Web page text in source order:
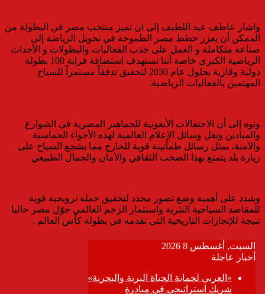
واشار عاطف عبد اللطيف إلى ان تميز منتخب مصر في البطولة من
الممكن أن يعزز خطط مصر الطموحة في تحويل الرياضة إلى
صناعة متكاملة و العمل على جذب الفعاليات والبطولات و الأحداث
الرياضية الكبرى خاصة أننا نستهدف استضافة قرابة 100 بطولة
دولية وقارية بحلول عام 2030 لتحقيق تدفقاً مستمراً للسياح
المهتمين بالفعاليات الرياضية.
ونوه إلى أن الاحتفالات الأيقونية للجماهير المصرية في الشوارع
والميادين ونقل وسائل الإعلام العالمية لهذه الأجواء الحماسية
والآمنة، يمثل رسائل طمأنينة قوية للخارج مما يشجع السياح على
زيارة بلد يتمتع بهذا الصخب الثقافي والأمان والجمال الطبيعي .
وشدد على أهمية وضع تصور محدد لتحقيق حملة ترويجية قوية
للمقاصد السياحية النثرية واستثمار الزخم العالمي حوّل مصر حاليا
نتيجة للإنجازات التاريخية التي تقدمه في بطولة كأس العالم .